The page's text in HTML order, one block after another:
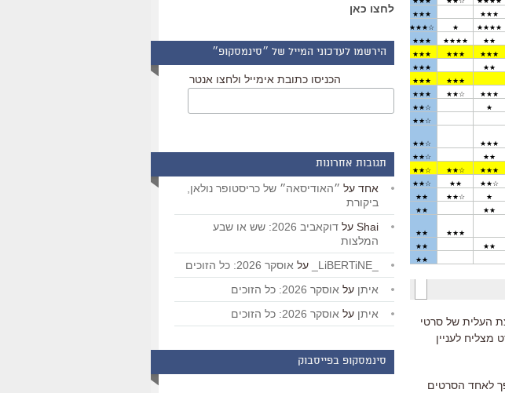
לקבוצת העלית של סרטי
לעניין
לאחד הסרטים
לחצו כאן
הירשמו לעדכוני המייל של ״סינמסקופ״
הכניסו כתובת אימייל ולחצו אנטר
תגובות אחרונות
אחד על ״האודיסאה״ של כריסטופר נולאן,
ביקורת
Shai על
דוקאביב 2026: שש או שבע
המלצות
על אוסקר 2026: כל הזוכים
איתן על אוסקר 2026: כל הזוכים
איתן על אוסקר 2026: כל הזוכים
סינמסקופ בפייסבוק